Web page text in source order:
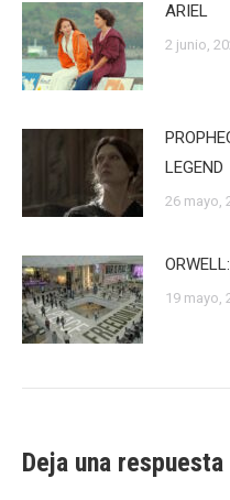
ARIEL
2 junio,
LEGEND
26 mayo,
19 mayo,
Deja una respuesta